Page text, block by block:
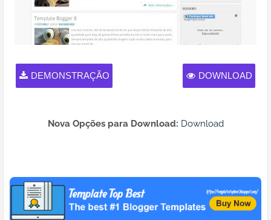
DOWNLOAD
DEMONSTRAÇÃO
Nova Opções para Download: Download